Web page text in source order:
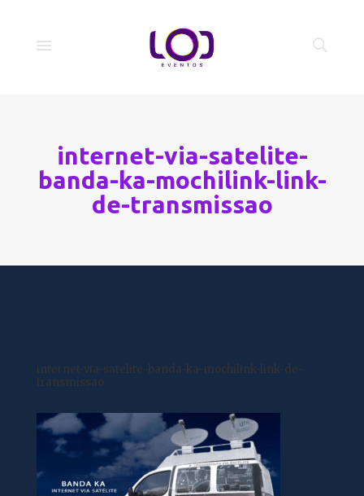
internet-via-satelite-
banda-ka-mochilink-link-
de-transmissao
internet-via-satelite-banda-ka-mochilink-link-de-
transmissao